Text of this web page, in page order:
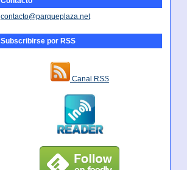
contacto@parqueplaza.net
Subscribirse por RSS
Canal RSS